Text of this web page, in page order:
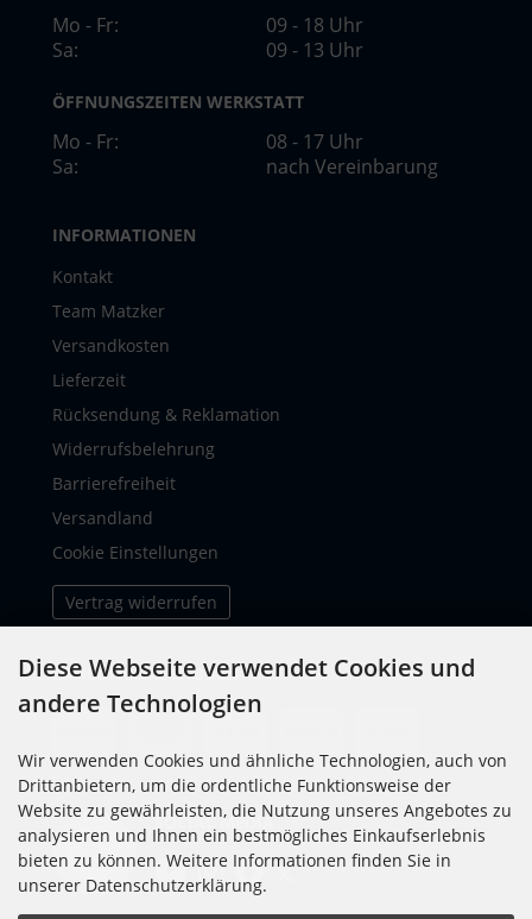
Mo - Fr:
09 - 18 Uhr
Sa:
09 - 13 Uhr
ÖFFNUNGSZEITEN WERKSTATT
Mo - Fr:
08 - 17 Uhr
Sa:
nach Vereinbarung
INFORMATIONEN
Kontakt
Team Matzker
Versandkosten
Lieferzeit
Rücksendung & Reklamation
Widerrufsbelehrung
Barrierefreiheit
Versandland
Cookie Einstellungen
Vertrag widerrufen
ZAHLUNGSMETHODEN
SOCIAL MEDIA
Diese Webseite verwendet Cookies und
andere Technologien
Wir verwenden Cookies und ähnliche Technologien, auch von
Drittanbietern, um die ordentliche Funktionsweise der
Website zu gewährleisten, die Nutzung unseres Angebotes zu
analysieren und Ihnen ein bestmögliches Einkaufserlebnis
bieten zu können. Weitere Informationen finden Sie in
unserer Datenschutzerklärung.